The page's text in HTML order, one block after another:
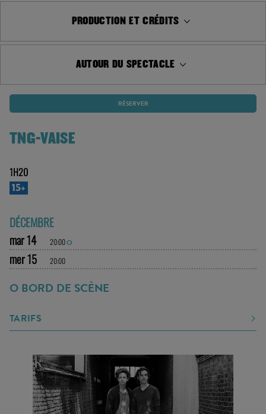
PRODUCTION ET CRÉDITS
AUTOUR DU SPECTACLE
RÉSERVER
TNG-VAISE
1H20
15+
DÉCEMBRE
mar 14
20:00O
mer 15 20:00
O BORD DE SCÈNE
TARIFS